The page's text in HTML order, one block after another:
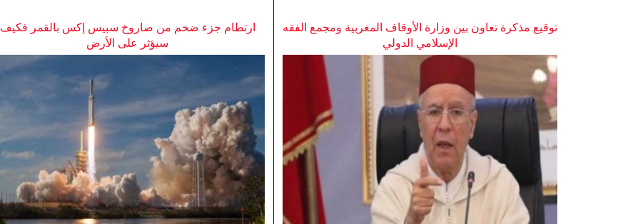
ارتطام جزء ضخم من صاروخ سبيس إكس بالقمر فكيف
سيؤثر على الأرض
توقيع مذكرة تعاون بين وزارة الأوقاف المغربية ومجمع الفقه
الإسلامي الدولي